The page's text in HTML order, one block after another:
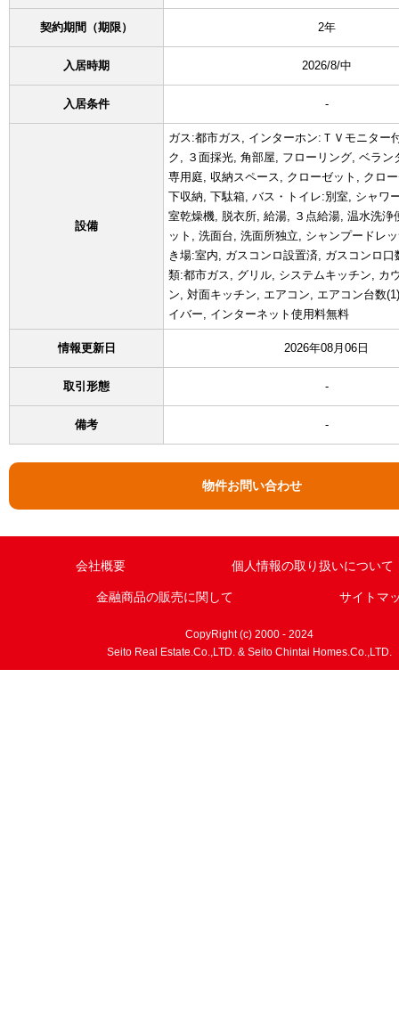
契約期間（期限） 2年
入居時期 2026/8/中
入居条件 -
設備
ガス:都市ガス, インターホン:ＴＶモニター
ク, ３面採光, 角部屋, フローリング, ベラン
専用庭, 収納スペース, クローゼット, クロ
下収納, 下駄箱, バス・トイレ:別室, シャワ
室乾燥機, 脱衣所, 給湯, ３点給湯, 温水洗浄
ット, 洗面台, 洗面所独立, シャンプードレ
き場:室内, ガスコンロ設置済, ガスコンロ口
類:都市ガス, グリル, システムキッチン, カ
ン, 対面キッチン, エアコン, エアコン台数
イバー, インターネット使用料無料
情報更新日 2026年08月06日
取引形態 -
備考 -
物件お問い合わせ
会社概要 個人情報の取り扱いについて
金融商品の販売に関して サイトマ
CopyRight (c) 2000 - 2024
Seito Real Estate.Co.,LTD. & Seito Chintai Homes.Co.,LTD.